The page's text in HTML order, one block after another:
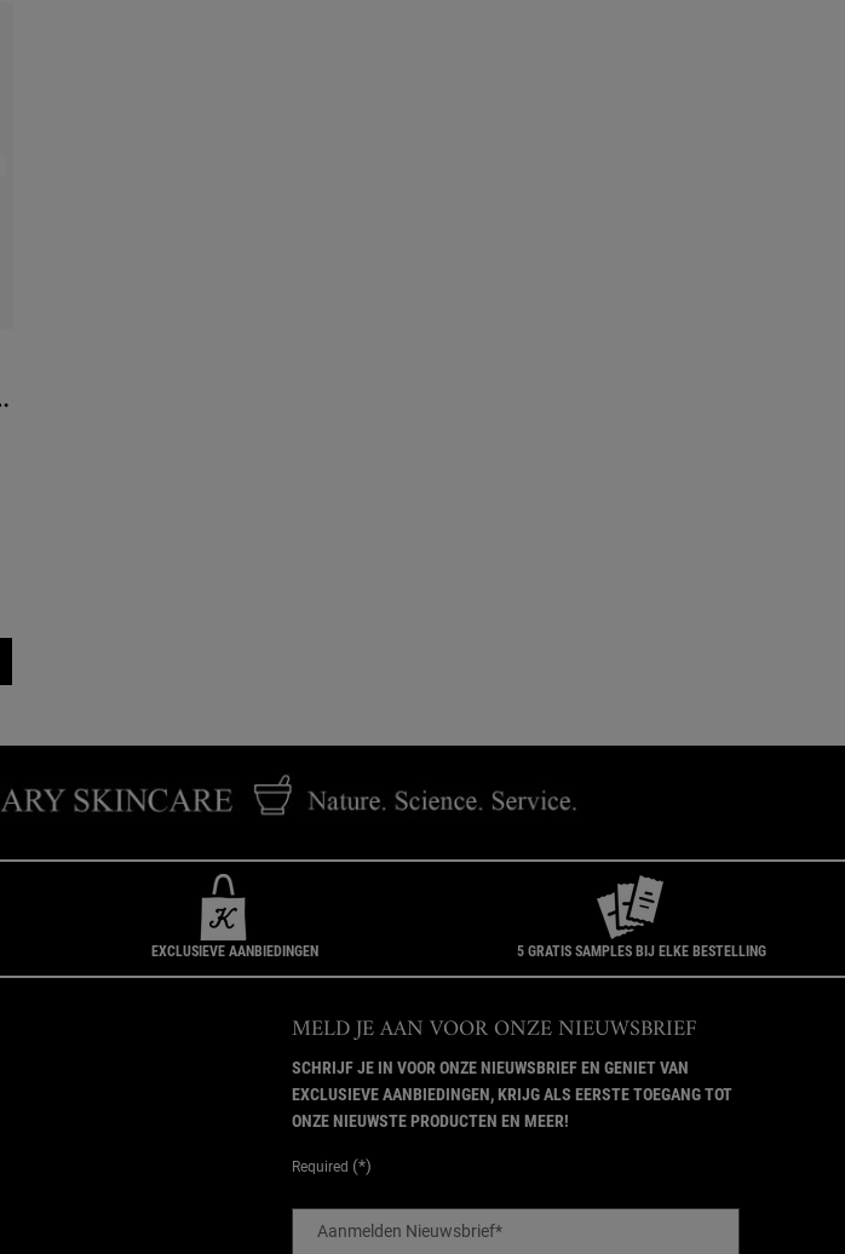
EXCLUSIEVE AANBIEDINGEN 5 GRATIS SAMPLES BIJ ELKE BESTELLING
MELD JE AAN VOOR ONZE NIEUWSBRIEF
SCHRIJF JE IN VOOR ONZE NIEUWSBRIEF EN GENIET VAN
EXCLUSIEVE AANBIEDINGEN, KRIJG ALS EERSTE TOEGANG TOT
ONZE NIEUWSTE PRODUCTEN EN MEER!
Required (*)
Aanmelden Nieuwsbrief*